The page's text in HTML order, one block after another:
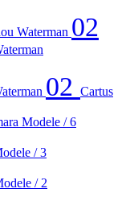
02
02 Cartus
Modele / 6
/ 3
/ 2